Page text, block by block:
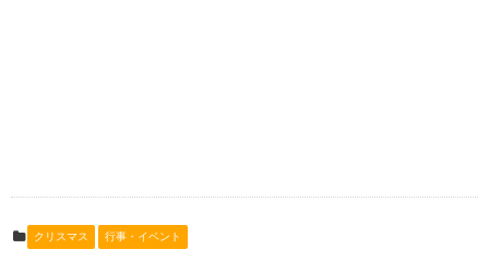
クリスマス 行事・イベント